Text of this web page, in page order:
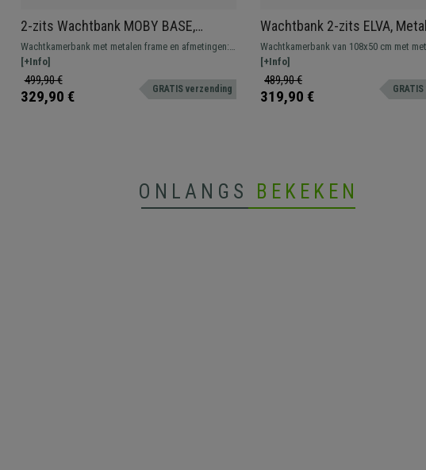
2-zits Wachtbank MOBY BASE,
Metalen Structuur, Dikke Vulling,
Blauw
Wachtkamerbank met metalen frame en afmetingen:
108x50 cm, zeer resistent, veel comfort en met dikke
vulling. Verkrijgbaar in verschillende kleuren en
configuraties.
[+Info]
499,90 €
329,90 € GRATIS verzending
Wachtbank 2-zits ELVA,
Structuur, in Blauwe
Wachtkamerbank van 108x50 cm met
structuur en stevige kunststof
resistent, groot comfort. Verkrijgbaar in
verschillende kleuren en
[+Info]
489,90 €
319,90 €
ONLANGS BEKEKEN